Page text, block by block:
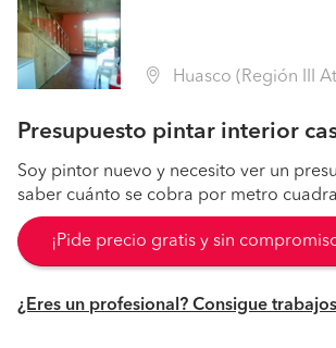
Huasco (Región III Atacama -
Presupuesto pintar interior
Soy pintor nuevo y necesito ver un
saber cuánto se cobra por metro
¡Pide precio gratis y sin
¿Eres un profesional? Consigue